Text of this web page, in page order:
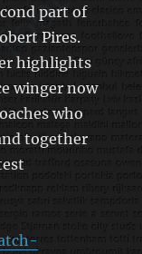
part of
Pires.
highlights
winger now
who
together